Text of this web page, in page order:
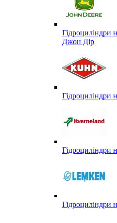
Гідроциліндри
Джон Дір
Гідроциліндри
Гідроциліндри
Гідроциліндри